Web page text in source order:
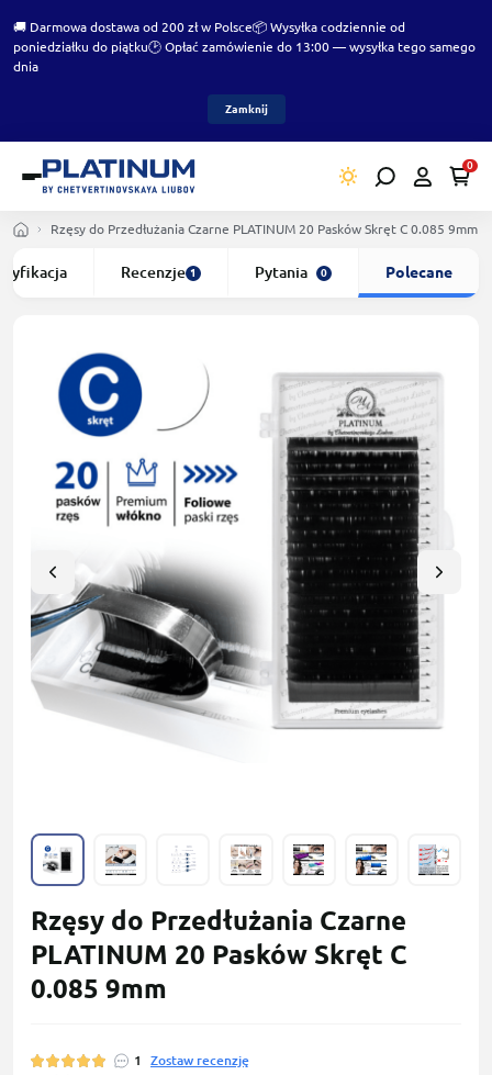
🚚 Darmowa dostawa od 200 zł w Polsce📦 Wysyłka codziennie od
poniedziałku do piątku🕑 Opłać zamówienie do 13:00 — wysyłka tego samego
dnia
Zamknij
0
Rzęsy do Przedłużania Czarne PLATINUM 20 Pasków Skręt С 0.085 9mm
Recenzje 1 Pytania 0 Polecane
Rzęsy do Przedłużania Czarne
PLATINUM 20 Pasków Skręt С
0.085 9mm
1
Zostaw recenzję